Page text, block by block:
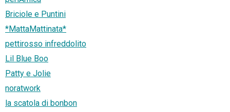
Briciole e Puntini
*MattaMattinata*
pettirosso infreddolito
Lil Blue Boo
Patty e Jolie
noratwork
la scatola di bonbon